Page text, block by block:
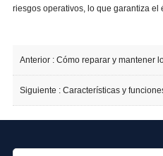
riesgos operativos, lo que garantiza el
Anterior : Cómo reparar y mantener
Siguiente : Características y funciones